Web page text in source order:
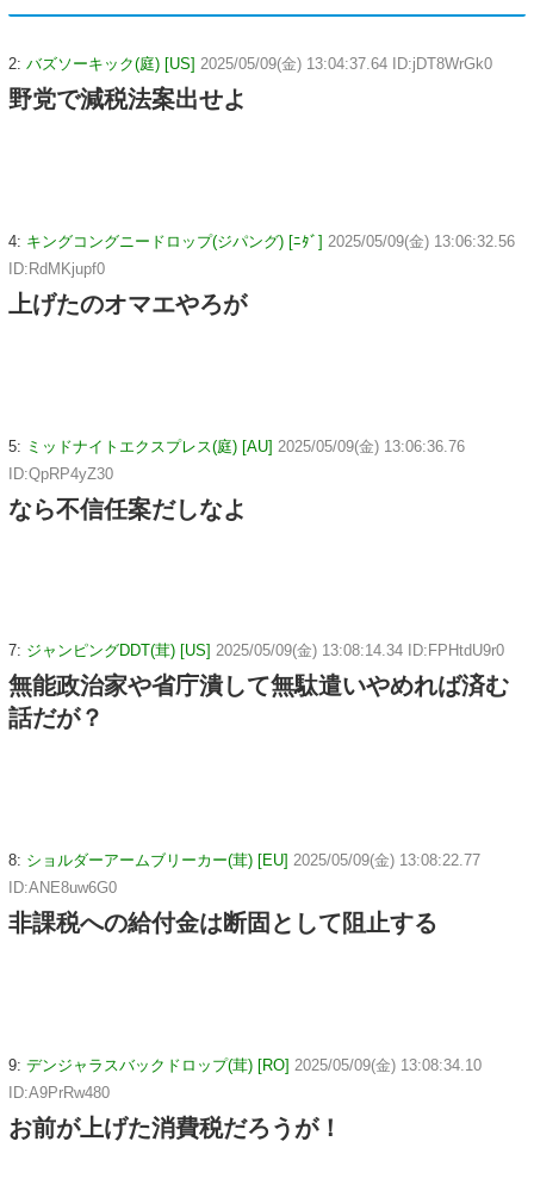
2: バズソーキック(庭) [US] 2025/05/09(金) 13:04:37.64 ID:jDT8WrGk0
野党で減税法案出せよ
4: キングコングニードロップ(ジパング) [ﾆﾀﾞ] 2025/05/09(金) 13:06:32.56
ID:RdMKjupf0
上げたのオマエやろが
5: ミッドナイトエクスプレス(庭) [AU] 2025/05/09(金) 13:06:36.76
ID:QpRP4yZ30
なら不信任案だしなよ
7: ジャンピングDDT(茸) [US] 2025/05/09(金) 13:08:14.34 ID:FPHtdU9r0
無能政治家や省庁潰して無駄遣いやめれば済む
話だが？
8: ショルダーアームブリーカー(茸) [EU] 2025/05/09(金) 13:08:22.77
ID:ANE8uw6G0
非課税への給付金は断固として阻止する
9: デンジャラスバックドロップ(茸) [RO] 2025/05/09(金) 13:08:34.10
ID:A9PrRw480
お前が上げた消費税だろうが！